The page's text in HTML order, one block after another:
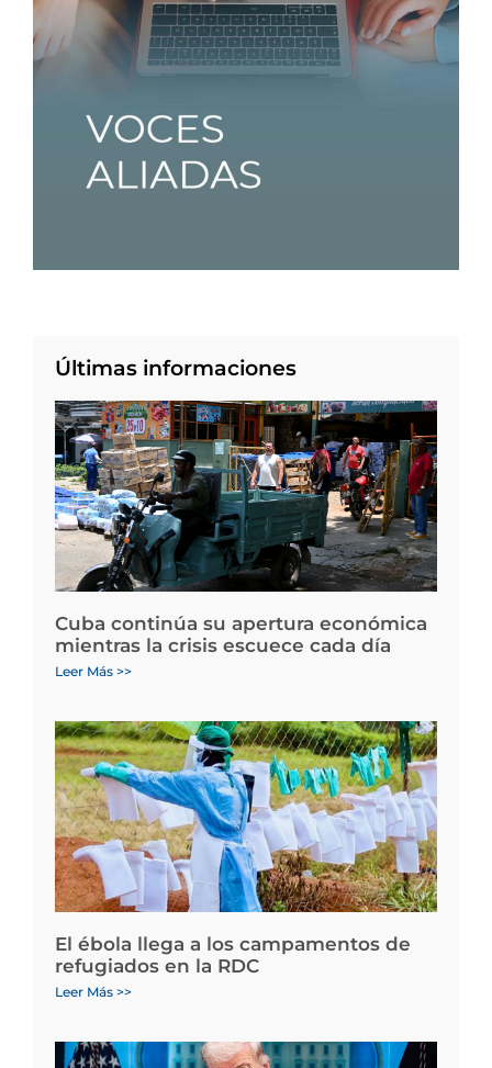
Últimas informaciones
Cuba continúa su apertura económica
mientras la crisis escuece cada día
Leer Más >>
El ébola llega a los campamentos de
refugiados en la RDC
Leer Más >>